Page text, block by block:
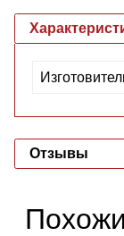
Отзывы